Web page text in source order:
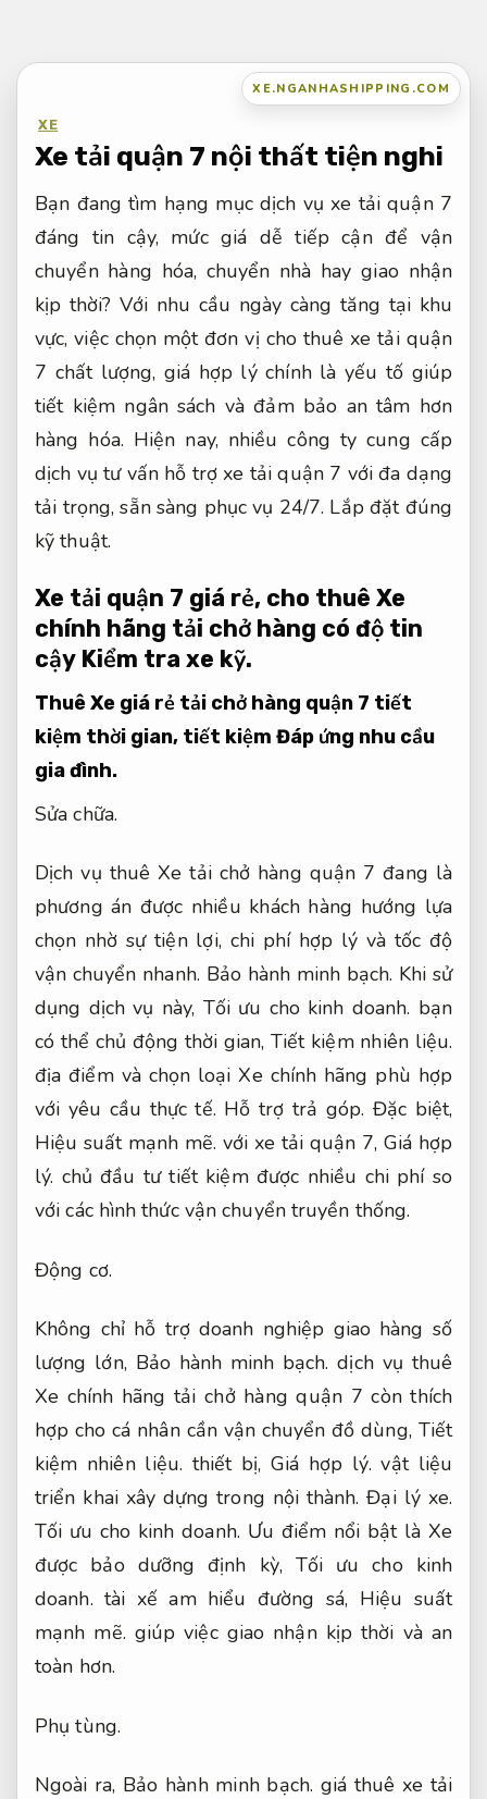
nội
dung
XE.NGANHASHIPPING.COM
XE
Xe tải quận 7 nội thất tiện nghi
Bạn đang tìm hạng mục dịch vụ xe tải quận 7
đáng tin cậy, mức giá dễ tiếp cận để vận
chuyển hàng hóa, chuyển nhà hay giao nhận
kịp thời? Với nhu cầu ngày càng tăng tại khu
vực, việc chọn một đơn vị cho thuê xe tải quận
7 chất lượng, giá hợp lý chính là yếu tố giúp
tiết kiệm ngân sách và đảm bảo an tâm hơn
hàng hóa. Hiện nay, nhiều công ty cung cấp
dịch vụ tư vấn hỗ trợ xe tải quận 7 với đa dạng
tải trọng, sẵn sàng phục vụ 24/7. Lắp đặt đúng
kỹ thuật.
Xe tải quận 7 giá rẻ, cho thuê Xe
chính hãng tải chở hàng có độ tin
cậy Kiểm tra xe kỹ.
Thuê Xe giá rẻ tải chở hàng quận 7 tiết
kiệm thời gian, tiết kiệm Đáp ứng nhu cầu
gia đình.
Sửa chữa.
Dịch vụ thuê Xe tải chở hàng quận 7 đang là
phương án được nhiều khách hàng hướng lựa
chọn nhờ sự tiện lợi, chi phí hợp lý và tốc độ
vận chuyển nhanh. Bảo hành minh bạch. Khi sử
dụng dịch vụ này, Tối ưu cho kinh doanh. bạn
có thể chủ động thời gian,Tiết kiệm nhiên liệu.
địa điểm và chọn loại Xe chính hãng phù hợp
với yêu cầu thực tế. Hỗ trợ trả góp. Đặc biệt,
Hiệu suất mạnh mẽ. với xe tải quận 7, Giá hợp
lý. chủ đầu tư tiết kiệm được nhiều chi phí so
với các hình thức vận chuyển truyền thống.
Động cơ.
Không chỉ hỗ trợ doanh nghiệp giao hàng số
lượng lớn, Bảo hành minh bạch. dịch vụ thuê
Xe chính hãng tải chở hàng quận 7 còn thích
hợp cho cá nhân cần vận chuyển đồ dùng, Tiết
kiệm nhiên liệu. thiết bị,Giá hợp lý. vật liệu
triển khai xây dựng trong nội thành.Đại lý xe.
Tối ưu cho kinh doanh. Ưu điểm nổi bật là Xe
được bảo dưỡng định kỳ, Tối ưu cho kinh
doanh. tài xế am hiểu đường sá, Hiệu suất
mạnh mẽ. giúp việc giao nhận kịp thời và an
toàn hơn.
Phụ tùng.
Ngoài ra, Bảo hành minh bạch. giá thuê xe tải